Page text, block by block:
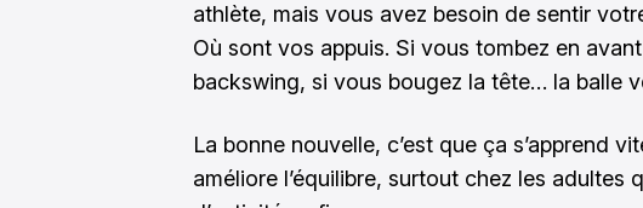
athlète, mais vous avez besoin de sentir
Où sont vos appuis. Si vous tombez en
backswing, si vous bougez la tête… la balle
La bonne nouvelle, c’est que ça s’apprend
améliore l’équilibre, surtout chez les adultes